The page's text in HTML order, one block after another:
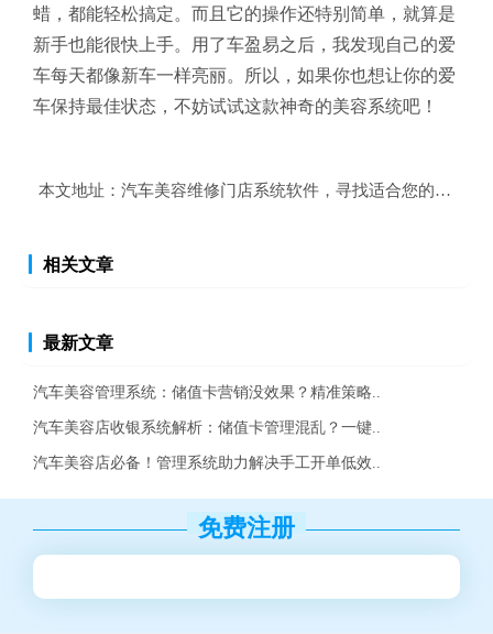
蜡，都能轻松搞定。而且它的操作还特别简单，就算是
新手也能很快上手。用了车盈易之后，我发现自己的爱
车每天都像新车一样亮丽。所以，如果你也想让你的爱
车保持最佳状态，不妨试试这款神奇的美容系统吧！
本文地址： 汽车美容维修门店系统软件，寻找适合您的管理工
相关文章
最新文章
汽车美容管理系统：储值卡营销没效果？精准策略..
汽车美容店收银系统解析：储值卡管理混乱？一键..
汽车美容店必备！管理系统助力解决手工开单低效..
免费注册